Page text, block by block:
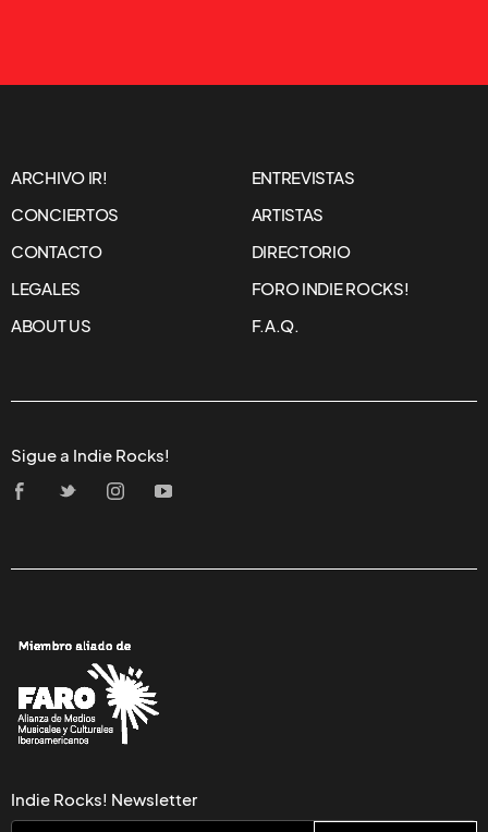
ARCHIVO IR!
ENTREVISTAS
CONCIERTOS
ARTISTAS
CONTACTO
DIRECTORIO
LEGALES
FORO INDIE ROCKS!
ABOUT US
F.A.Q.
Sigue a Indie Rocks!
Indie Rocks! Newsletter